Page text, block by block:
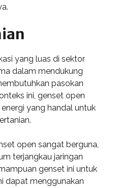
yang luas di sektor
dalam mendukung
pasokan
ini, genset open
yang handal untuk
open sangat berguna,
terjangkau jaringan
genset ini untuk
dapat menggunakan